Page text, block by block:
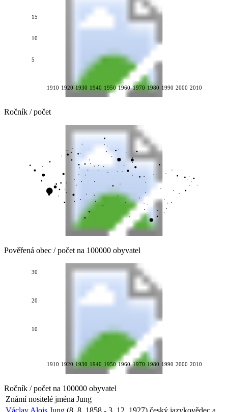
1910 1920 1930 1940 1950 1960 1970 1980 1990 2000 2010
5
10
15
Ročník / počet
Pověřená obec / počet na 100000 obyvatel
1910 1920 1930 1940 1950 1960 1970 1980 1990 2000 2010
10
20
30
Ročník / počet na 100000 obyvatel
Známí nositelé jména Jung